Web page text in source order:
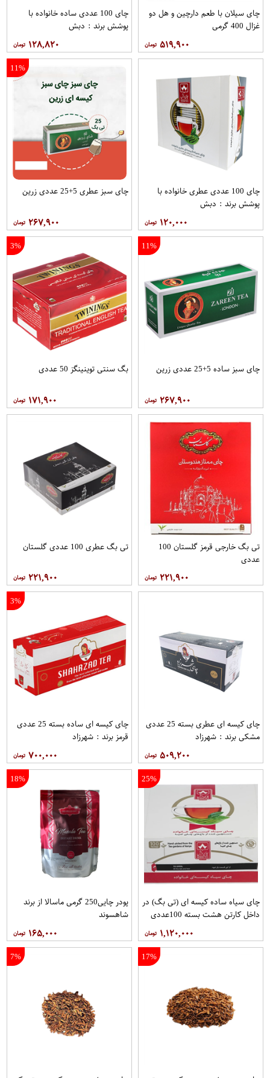
چای سیلان با طعم دارچین و هل دو
غزال 400 گرمی
۵۱۹,۹۰۰
چای 100 عددی ساده خانواده با
پوشش برند : دبش
۱۲۸,۸۲۰
چای 100 عددی عطری خانواده با
پوشش برند : دبش
۱۲۰,۰۰۰
11%
چای سبز عطری 5+25 عددی زرین
۲۶۷,۹۰۰
11%
چای سبز ساده 5+25 عددی زرین
۲۶۷,۹۰۰
3%
بگ سنتی توینینگز 50 عددی
۱۷۱,۹۰۰
تی بگ خارجی قرمز گلستان 100
عددی
۲۲۱,۹۰۰
تی بگ عطری 100 عددی گلستان
۲۲۱,۹۰۰
چای کیسه ای عطری بسته 25 عددی
مشکی برند : شهرزاد
۵۰۹,۲۰۰
3%
چای کیسه ای ساده بسته 25 عددی
قرمز برند : شهرزاد
۷۰۰,۰۰۰
25%
چای سیاه ساده کیسه ای (تی بگ) در
داخل کارتن هشت بسته 100عددی
۱,۱۲۰,۰۰۰
18%
پودر چایی250 گرمی ماسالا از برند
شاهسوند
۱۶۵,۰۰۰
17%
7%